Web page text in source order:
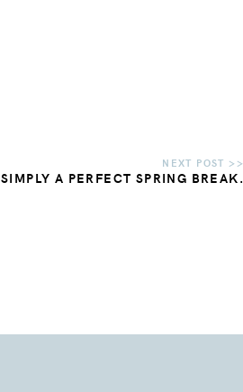
SIMPLY A PERFECT SPRING BREAK.